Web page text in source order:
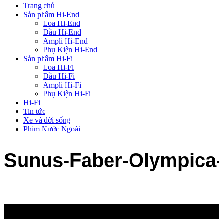
Trang chủ
Sản phẩm Hi-End
Loa Hi-End
Đầu Hi-End
Ampli Hi-End
Phụ Kiện Hi-End
Sản phẩm Hi-Fi
Loa Hi-Fi
Đầu Hi-Fi
Ampli Hi-Fi
Phụ Kiện Hi-Fi
Hi-Fi
Tin tức
Xe và đời sống
Phim Nước Ngoài
Sunus-Faber-